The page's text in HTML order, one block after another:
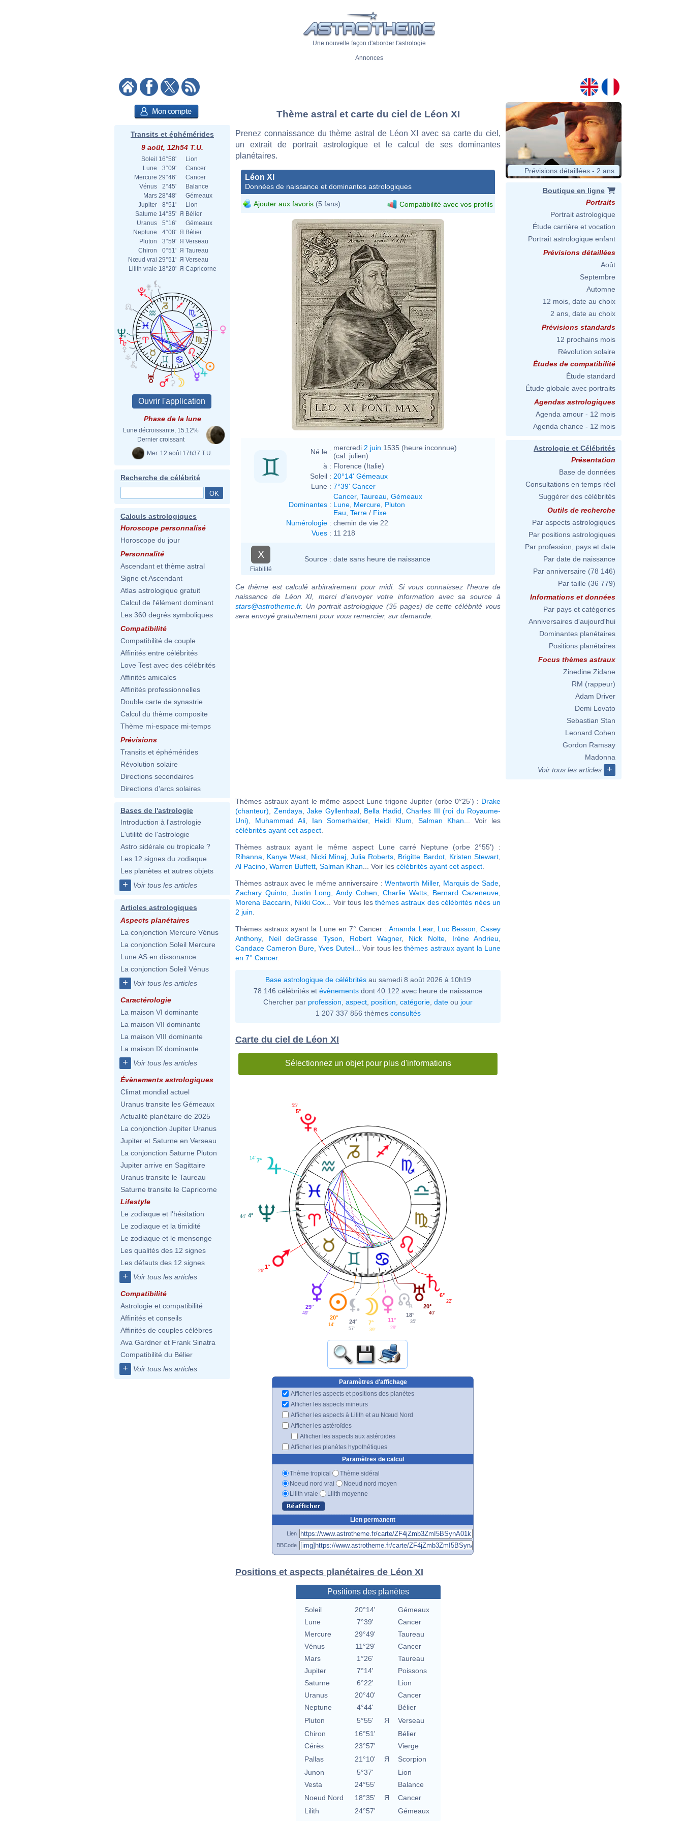
Une nouvelle façon d'aborder l'astrologie
Annonces
Transits et éphémérides
9 août, 12h54 T.U.
Soleil 16°58'
Lion
Lune
3°09'
Cancer
Mercure 29°46'
Cancer
Vénus
2°45'
Balance
Mars 28°48'
Gémeaux
Jupiter
8°51'
Lion
Saturne 14°35' Я Bélier
Uranus
5°16'
Gémeaux
Neptune
4°08' Я Bélier
Pluton
3°59' Я Verseau
Chiron
0°51' Я Taureau
Nœud vrai 29°51' Я Verseau
Lilith vraie 18°20' Я Capricorne
Phase de la lune
Lune décroissante, 15.12%
Dernier croissant
Mer. 12 août 17h37 T.U.
Recherche de célébrité
Calculs astrologiques
Horoscope personnalisé
Horoscope du jour
Personnalité
Ascendant et thème astral
Signe et Ascendant
Atlas astrologique gratuit
Calcul de l'élément dominant
Les 360 degrés symboliques
Compatibilité
Compatibilité de couple
Affinités entre célébrités
Love Test avec des célébrités
Affinités amicales
Affinités professionnelles
Double carte de synastrie
Calcul du thème composite
Thème mi-espace mi-temps
Prévisions
Transits et éphémérides
Révolution solaire
Directions secondaires
Directions d'arcs solaires
Bases de l'astrologie
Introduction à l'astrologie
L'utilité de l'astrologie
Astro sidérale ou tropicale ?
Les 12 signes du zodiaque
Les planètes et autres objets
+ Voir tous les articles
Articles astrologiques
Aspects planétaires
La conjonction Mercure Vénus
La conjonction Soleil Mercure
Lune AS en dissonance
La conjonction Soleil Vénus
+ Voir tous les articles
Caractérologie
La maison VI dominante
La maison VII dominante
La maison VIII dominante
La maison IX dominante
+ Voir tous les articles
Évènements astrologiques
Climat mondial actuel
Uranus transite les Gémeaux
Actualité planétaire de 2025
La conjonction Jupiter Uranus
Jupiter et Saturne en Verseau
La conjonction Saturne Pluton
Jupiter arrive en Sagittaire
Uranus transite le Taureau
Saturne transite le Capricorne
Lifestyle
Le zodiaque et l'hésitation
Le zodiaque et la timidité
Le zodiaque et le mensonge
Les qualités des 12 signes
Les défauts des 12 signes
+ Voir tous les articles
Compatibilité
Astrologie et compatibilité
Affinités et conseils
Affinités de couples célèbres
Ava Gardner et Frank Sinatra
Compatibilité du Bélier
+ Voir tous les articles
Thème astral et carte du ciel de Léon XI
Prenez connaissance du thème astral de Léon XI avec sa carte du ciel,
un extrait de portrait astrologique et le calcul de ses dominantes
planétaires.
Léon XI
Données de naissance et dominantes astrologiques
Ajouter aux favoris (5 fans) Compatibilité avec vos profils
Jacob Matham
Né le : mercredi 2 juin 1535 (heure inconnue)
(cal. julien)
à : Florence (Italie)
Soleil : 20°14' Gémeaux
Lune : 7°39' Cancer
Dominantes :
Cancer, Taureau Gémeaux
Lune Mercure Pluton
Eau Terre / Fixe
Numérologie : chemin de vie 22
Vues : 11 218
X
Fiabilité
Source : date sans heure de naissance
Ce thème est calculé arbitrairement pour midi. Si vous connaissez l'heure de
naissance de Léon XI, merci d'envoyer votre information avec sa source à
stars@astrotheme.fr. Un portrait astrologique (35 pages) de cette célébrité vous
sera envoyé gratuitement pour vous remercier, sur demande.
Thèmes astraux ayant le même aspect Lune trigone Jupiter (orbe 0°25') : Drake
(chanteur)
Zendaya Jake Gyllenhaal, Bella Hadid
Charles III (roi du Royaume-
Uni)
Muhammad Ali Ian Somerhalder, Heidi Klum Salman Khan ... Voir les
célébrités ayant cet aspect
Thèmes astraux ayant le même aspect Lune carré Neptune (orbe 2°55') :
Rihanna
Kanye West Nicki Minaj,Julia Roberts Brigitte Bardot, Kristen Stewart
Al Pacino Warren Buffett Salman Khan ... Voir les célébrités ayant cet aspect
Thèmes astraux avec le même anniversaire :Wentworth Miller, Marquis de Sade
Zachary Quinto
Justin Long Andy Cohen Charlie Watts Bernard Cazeneuve
Morena Baccarin
Nikki Cox ... Voir tous les thèmes astraux des célébrités nées un
2 juin
Thèmes astraux ayant la Lune en 7° Cancer :Amanda Lear, Luc Besson ,Casey
Anthony, Neil deGrasse Tyson Robert Wagner, Nick Nolte, Irène Andrieu
Candace Cameron Bure,Yves Duteil... Voir tous lesthèmes astraux ayant la Lune
en 7° Cancer.
Base astrologique de célébritésau samedi 8 août 2026 à 10h19
78 146 célébrités et évènements dont 40 122 avec heure de naissance
Chercher par profession aspect position catégorie date ou jour
1 207 337 856 thèmes consultés
Carte du ciel de Léon XI
Sélectionnez un objet pour plus d'informations
5°
55'
7°
14'
4°
44'
1°
26'
29°
49'
20°
14' 24°
57'
7°
39'
11°
29'
18°
35'
20°
40'
6°
22'
Paramètres d'affichage
Afficher les aspects et positions des planètes
Afficher les aspects mineurs
Afficher les aspects à Lilith et au Nœud Nord
Afficher les astéroïdes
Afficher les aspects aux astéroïdes
Afficher les planètes hypothétiques
Paramètres de calcul
Thème tropical
Thème sidéral
Noeud nord vrai
Noeud nord moyen
Lilith vraie
Lilith moyenne
Lien permanent
Lien
BBCode
Positions et aspects planétaires de Léon XI
Positions des planètes
Soleil 20°14'
Gémeaux
Lune
7°39'
Cancer
Mercure
29°49'
Taureau
Vénus
11°29'
Cancer
Mars
1°26'
Taureau
Jupiter
7°14'
Poissons
Saturne
6°22'
Lion
Uranus
20°40'
Cancer
Neptune
4°44'
Bélier
Pluton
5°55' Я
Verseau
Chiron
16°51'
Bélier
Cérès
23°57'
Vierge
Pallas
21°10' Я
Scorpion
Junon
5°37'
Lion
Vesta
24°55'
Balance
Noeud Nord
18°35' Я
Cancer
Lilith
24°57' Gémeaux
Prévisions détaillées - 2 ans
Boutique en ligne
Portraits
Portrait astrologique
Étude carrière et vocation
Portrait astrologique enfant
Prévisions détaillées
Août
Septembre
Automne
12 mois, date au choix
2 ans, date au choix
Prévisions standards
12 prochains mois
Révolution solaire
Études de compatibilité
Étude standard
Étude globale avec portraits
Agendas astrologiques
Agenda amour - 12 mois
Agenda chance - 12 mois
Astrologie et Célébrités
Présentation
Base de données
Consultations en temps réel
Suggérer des célébrités
Outils de recherche
Par aspects astrologiques
Par positions astrologiques
Par profession, pays et date
Par date de naissance
Par anniversaire (78 146)
Par taille (36 779)
Informations et données
Par pays et catégories
Anniversaires d'aujourd'hui
Dominantes planétaires
Positions planétaires
Focus thèmes astraux
Zinedine Zidane
RM (rappeur)
Adam Driver
Demi Lovato
Sebastian Stan
Leonard Cohen
Gordon Ramsay
Madonna
Voir tous les articles
+